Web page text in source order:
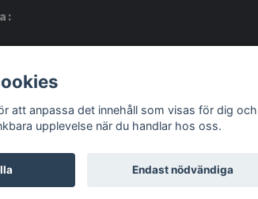
att anpassa det innehåll som visas för dig
upplevelse när du handlar hos oss.
Endast nödvändiga